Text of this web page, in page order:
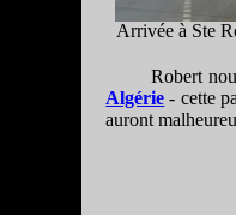
Arrivée à Ste
Robert
Algérie - cette
auront